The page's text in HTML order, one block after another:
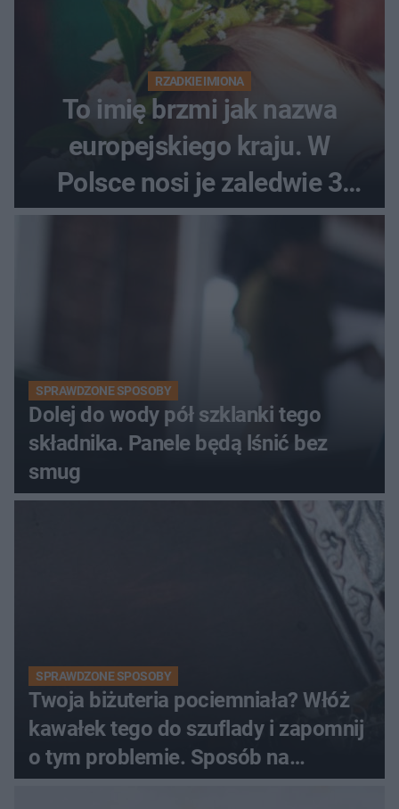
RZADKIE IMIONA
To imię brzmi jak nazwa
europejskiego kraju. W
Polsce nosi je zaledwie 3
kobiety
SPRAWDZONE SPOSOBY
Dolej do wody pół szklanki tego
składnika. Panele będą lśnić bez
smug
SPRAWDZONE SPOSOBY
Twoja biżuteria pociemniała? Włóż
kawałek tego do szuflady i zapomnij
o tym problemie. Sposób na
pociemniałą biżuterię